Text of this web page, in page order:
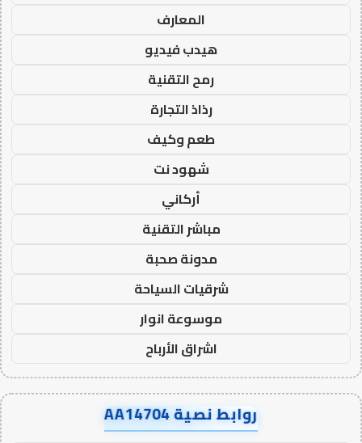
المعارف
هيدب فيديو
رمح التقنية
رذاذ التجارة
طعم وكيف
شهود نت
أركاني
مباشر التقنية
مدونة صحبة
شرقيات السياحة
موسوعة انوار
اشراق الأرباح
روابط نصية AA14704